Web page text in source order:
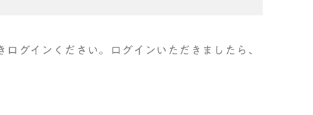
グインください。ログインいただきましたら、